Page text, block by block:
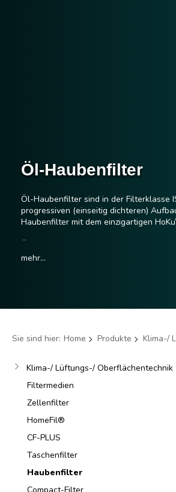
Öl-Haubenfilter
Öl-Haubenfilter sind in der Filterklasse
progressiven (einseitig dichteren)
Haubenfilter mit dem einzigartigen HoKu
mehr...
Sie sind hier: Home Produkte Klima-/
Klima-/ Lüftungs-/ Oberflächentechnik
Filtermedien
Zellenfilter
HomeFil®
CF-PLUS
Taschenfilter
Haubenfilter